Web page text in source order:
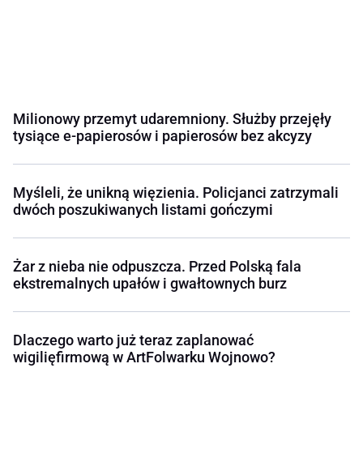
Milionowy przemyt udaremniony. Służby przejęły
tysiące e-papierosów i papierosów bez akcyzy
Myśleli, że unikną więzienia. Policjanci zatrzymali
dwóch poszukiwanych listami gończymi
Żar z nieba nie odpuszcza. Przed Polską fala
ekstremalnych upałów i gwałtownych burz
Dlaczego warto już teraz zaplanować
wigilięfirmową w ArtFolwarku Wojnowo?